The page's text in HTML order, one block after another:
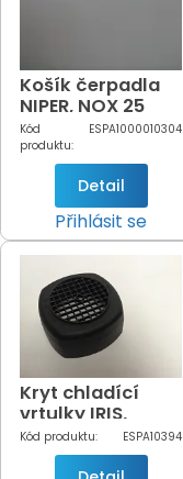
Košík čerpadla
NIPER, NOX 25
Kód
produktu:
ESPA1000010304
Detail
Přihlásit se
Kryt chladící
vrtulky IRIS,
NIPER, NOX
Kód produktu: ESPA10394